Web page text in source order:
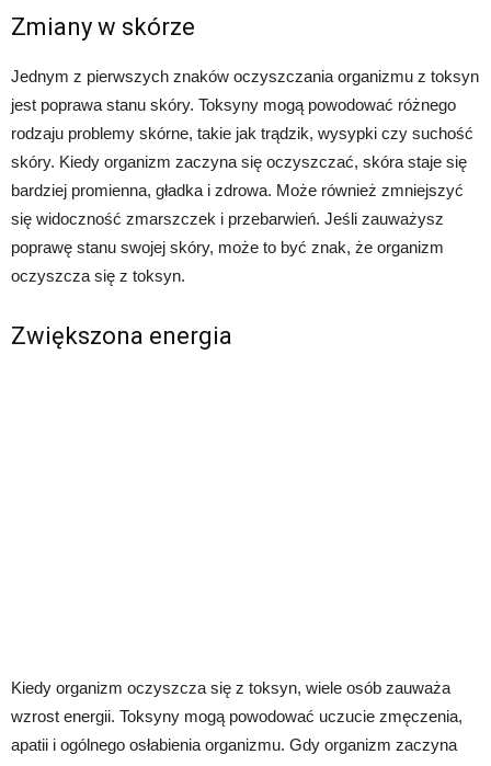
Zmiany w skórze
Jednym z pierwszych znaków oczyszczania organizmu z toksyn
jest poprawa stanu skóry. Toksyny mogą powodować różnego
rodzaju problemy skórne, takie jak trądzik, wysypki czy suchość
skóry. Kiedy organizm zaczyna się oczyszczać, skóra staje się
bardziej promienna, gładka i zdrowa. Może również zmniejszyć
się widoczność zmarszczek i przebarwień. Jeśli zauważysz
poprawę stanu swojej skóry, może to być znak, że organizm
oczyszcza się z toksyn.
Zwiększona energia
Kiedy organizm oczyszcza się z toksyn, wiele osób zauważa
wzrost energii. Toksyny mogą powodować uczucie zmęczenia,
apatii i ogólnego osłabienia organizmu. Gdy organizm zaczyna